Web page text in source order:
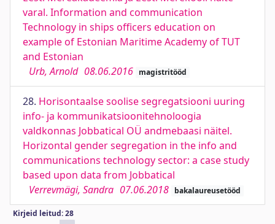
varal. Information and communication
Technology in ships officers education on
example of Estonian Maritime Academy of TUT
and Estonian
Urb, Arnold 08.06.2016 magistritööd
28. Horisontaalse soolise segregatsiooni uuring
info- ja kommunikatsioonitehnoloogia
valdkonnas Jobbatical OÜ andmebaasi näitel.
Horizontal gender segregation in the info and
communications technology sector: a case study
based upon data from Jobbatical
Verrevmägi, Sandra 07.06.2018 bakalaureusetööd
Kirjeid leitud: 28